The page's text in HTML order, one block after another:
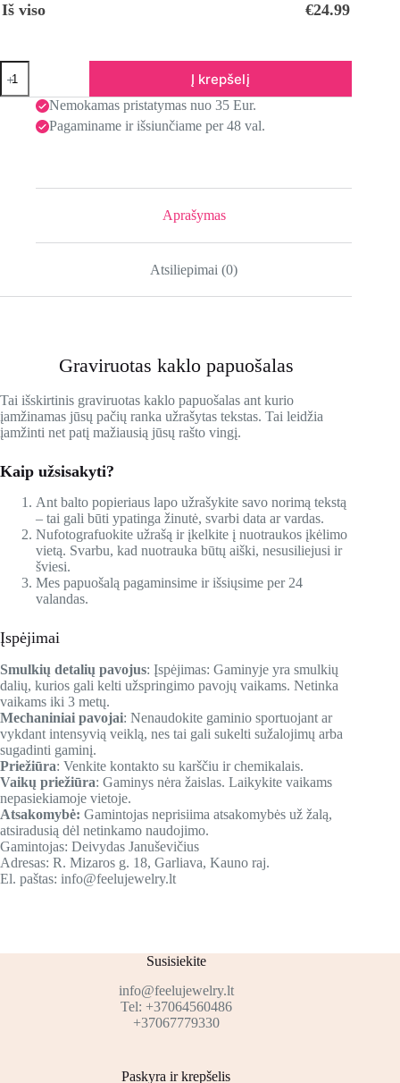
Iš viso €24.99
Į krepšelį
Nemokamas pristatymas nuo 35 Eur.
Pagaminame ir išsiunčiame per 48 val.
Aprašymas
Atsiliepimai (0)
Graviruotas kaklo papuošalas
Tai išskirtinis graviruotas kaklo papuošalas ant kurio
įamžinamas jūsų pačių ranka užrašytas tekstas. Tai leidžia
įamžinti net patį mažiausią jūsų rašto vingį.
Kaip užsisakyti?
Ant balto popieriaus lapo užrašykite savo norimą tekstą
– tai gali būti ypatinga žinutė, svarbi data ar vardas.
Nufotografuokite užrašą ir įkelkite į nuotraukos įkėlimo
vietą. Svarbu, kad nuotrauka būtų aiški, nesusiliejusi ir
šviesi.
Mes papuošalą pagaminsime ir išsiųsime per 24
valandas.
Įspėjimai
Smulkių detalių pavojus: Įspėjimas: Gaminyje yra smulkių
dalių, kurios gali kelti užspringimo pavojų vaikams. Netinka
vaikams iki 3 metų.
Mechaniniai pavojai: Nenaudokite gaminio sportuojant ar
vykdant intensyvią veiklą, nes tai gali sukelti sužalojimų arba
sugadinti gaminį.
Priežiūra: Venkite kontakto su karščiu ir chemikalais.
Vaikų priežiūra: Gaminys nėra žaislas. Laikykite vaikams
nepasiekiamoje vietoje.
Atsakomybė: Gamintojas neprisiima atsakomybės už žalą,
atsiradusią dėl netinkamo naudojimo.
Gamintojas: Deivydas Januševičius
Adresas: R. Mizaros g. 18, Garliava, Kauno raj.
El. paštas: info@feelujewelry.lt
Susisiekite
info@feelujewelry.lt
Tel: +37064560486
+37067779330
Paskyra ir krepšelis